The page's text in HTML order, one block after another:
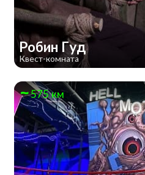
Робин Гуд
Квест-комната
575 км